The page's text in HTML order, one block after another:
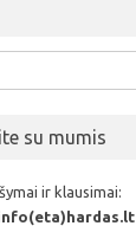
su mumis
ir klausimai:
info(eta)hardas.lt